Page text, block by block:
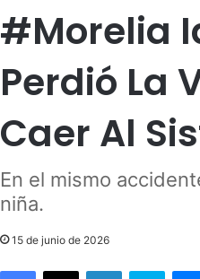
#Morelia
Perdió La
Caer Al
En el mismo
niña.
15 de junio de 2026
Facebook
X LinkedInSkype